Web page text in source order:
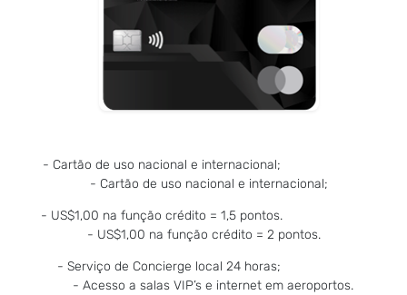
- Cartão de uso nacional e internacional;
- Cartão de uso nacional e internacional;
- US$1,00 na função crédito = 1,5 pontos.
- US$1,00 na função crédito = 2 pontos.
- Serviço de Concierge local 24 horas;
- Acesso a salas VIP’s e internet em aeroportos.